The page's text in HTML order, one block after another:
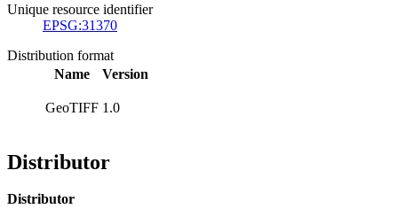
Unique resource identifier
EPSG:31370
Distribution format
Name
Version
GeoTIFF 1.0
Distributor
Distributor